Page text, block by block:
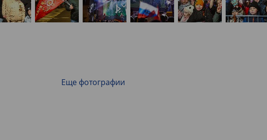
Еще фотографии